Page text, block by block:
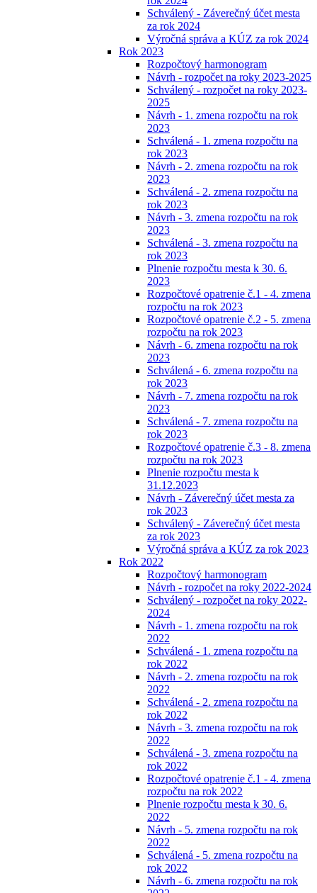
Schválený - Záverečný účet mesta
za rok 2024
Výročná správa a KÚZ za rok 2024
Rok 2023
Rozpočtový harmonogram
Návrh - rozpočet na roky 2023-2025
Schválený - rozpočet na roky 2023-
2025
Návrh - 1. zmena rozpočtu na rok
2023
Schválená - 1. zmena rozpočtu na
rok 2023
Návrh - 2. zmena rozpočtu na rok
2023
Schválená - 2. zmena rozpočtu na
rok 2023
Návrh - 3. zmena rozpočtu na rok
2023
Schválená - 3. zmena rozpočtu na
rok 2023
Plnenie rozpočtu mesta k 30. 6.
2023
Rozpočtové opatrenie č.1 - 4. zmena
rozpočtu na rok 2023
Rozpočtové opatrenie č.2 - 5. zmena
rozpočtu na rok 2023
Návrh - 6. zmena rozpočtu na rok
2023
Schválená - 6. zmena rozpočtu na
rok 2023
Návrh - 7. zmena rozpočtu na rok
2023
Schválená - 7. zmena rozpočtu na
rok 2023
Rozpočtové opatrenie č.3 - 8. zmena
rozpočtu na rok 2023
Plnenie rozpočtu mesta k
31.12.2023
Návrh - Záverečný účet mesta za
rok 2023
Schválený - Záverečný účet mesta
za rok 2023
Výročná správa a KÚZ za rok 2023
Rok 2022
Rozpočtový harmonogram
Návrh - rozpočet na roky 2022-2024
Schválený - rozpočet na roky 2022-
2024
Návrh - 1. zmena rozpočtu na rok
2022
Schválená - 1. zmena rozpočtu na
rok 2022
Návrh - 2. zmena rozpočtu na rok
2022
Schválená - 2. zmena rozpočtu na
rok 2022
Návrh - 3. zmena rozpočtu na rok
2022
Schválená - 3. zmena rozpočtu na
rok 2022
Rozpočtové opatrenie č.1 - 4. zmena
rozpočtu na rok 2022
Plnenie rozpočtu mesta k 30. 6.
2022
Návrh - 5. zmena rozpočtu na rok
2022
Schválená - 5. zmena rozpočtu na
rok 2022
Návrh - 6. zmena rozpočtu na rok